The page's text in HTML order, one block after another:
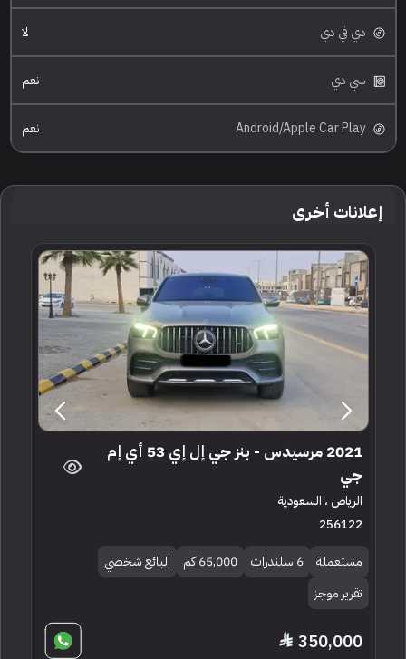
دي في دي لا
سي دي نعم
Android/Apple Car Play نعم
إعلانات أخرى
2021 مرسيدس - بنز جي إل إي 53 أي إم
جي
الرياض ، السعودية
256122
مستعملة 6 سلندرات 65,000 كم
البائع شخصي
تقرير موجز
350,000